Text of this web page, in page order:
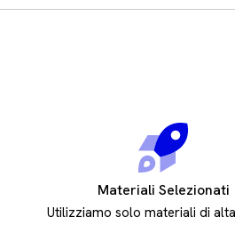
Materiali Selezionati
Utilizziamo solo materiali di